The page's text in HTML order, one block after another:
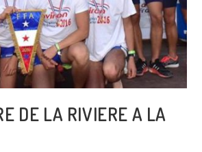
DE LA RIVIERE A LA